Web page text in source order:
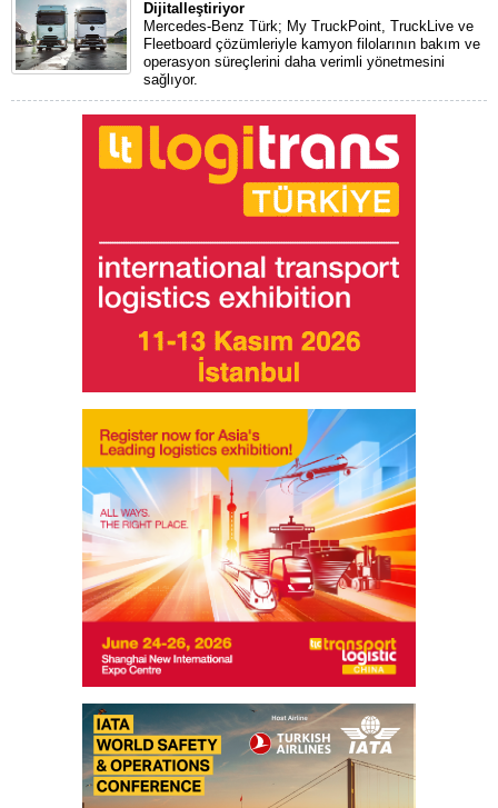
Dijitalleştiriyor
Mercedes-Benz Türk; My TruckPoint, TruckLive ve
Fleetboard çözümleriyle kamyon filolarının bakım ve
operasyon süreçlerini daha verimli yönetmesini
sağlıyor.